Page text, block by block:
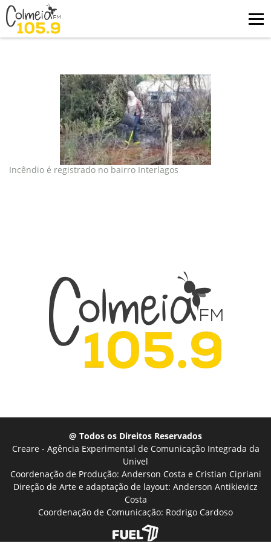
Blog
Incêndio é registrado no bairro Interlagos
@ Todos os Direitos Reservados
Creare - Agência Experimental de Comunicação Integrada da
Univel
Coordenação de Produção: Anderson Costa e Cristian Cipriani
Direção de Arte e adaptação de layout: Anderson Antikievicz
Costa
Coordenação de Comunicação: Rodrigo Cardoso